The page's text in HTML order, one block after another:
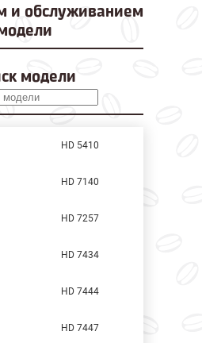
и обслуживанием
модели
HD 5410
HD 7140
HD 7257
HD 7434
HD 7444
HD 7447